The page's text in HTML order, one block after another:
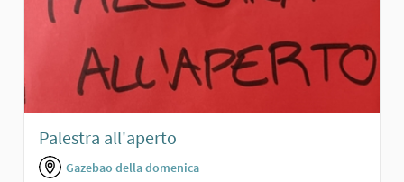
Palestra all'aperto
Gazebao della domenica